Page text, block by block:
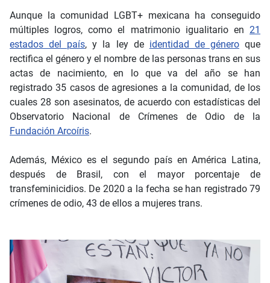
Aunque la comunidad LGBT+ mexicana ha conseguido
múltiples logros, como el matrimonio igualitario en 21
estados del país, y la ley de identidad de géneroque
rectifica el género y el nombre de las personas trans en sus
actas de nacimiento, en lo que va del año se han
registrado 35 casos de agresiones a la comunidad, de los
cuales 28 son asesinatos, de acuerdo con estadísticas del
Observatorio Nacional de Crímenes de Odio de la
Fundación Arcoíris.
Además, México es el segundo país en América Latina,
después de Brasil, con el mayor porcentaje de
transfeminicidios. De 2020 a la fecha se han registrado 79
crímenes de odio, 43 de ellos a mujeres trans.